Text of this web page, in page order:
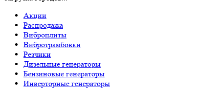
Акции
Распродажа
Виброплиты
Вибротрамбовки
Резчики
Дизельные генераторы
Бензиновые генераторы
Инверторные генераторы